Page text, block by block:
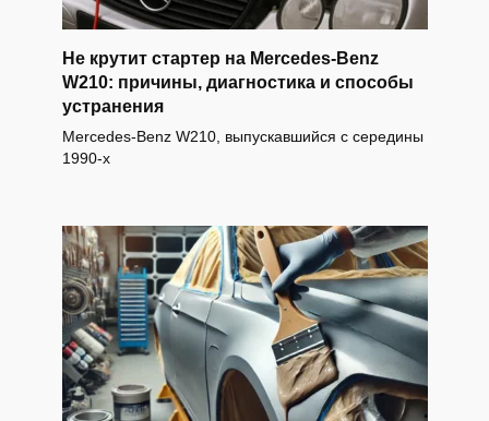
Не крутит стартер на Mercedes-Benz
W210: причины, диагностика и способы
устранения
Mercedes-Benz W210, выпускавшийся с середины
1990-х